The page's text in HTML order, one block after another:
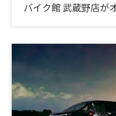
バイク館 武蔵野店が